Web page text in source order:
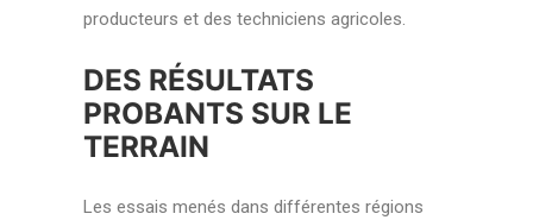
producteurs et des techniciens agricoles.
DES RÉSULTATS
PROBANTS SUR LE
TERRAIN
Les essais menés dans différentes régions